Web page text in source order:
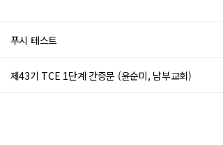
푸시 테스트
제43기 TCE 1단계 간증문 (윤순미, 남부교회)